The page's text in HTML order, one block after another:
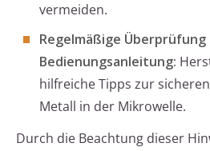
vermeiden.
Regelmäßige Überprüfung
Bedienungsanleitung:
hilfreiche Tipps zur
Metall in der Mikrowelle.
Durch die Beachtung dieser